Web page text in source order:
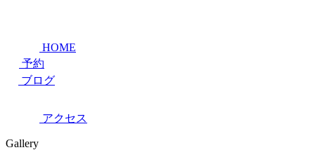
HOME
予約
ブログ
アクセス
Gallery